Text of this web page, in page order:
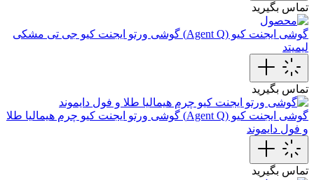
تماس بگیرید
گوشی ایجنت کیو (Agent Q)
گوشی ورتو ایجنت کیو جی تی مشکی
لیمیتد
تماس بگیرید
گوشی ایجنت کیو (Agent Q)
گوشی ورتو ایجنت کیو چرم هیمالیا طلا
و فول دایموند
تماس بگیرید